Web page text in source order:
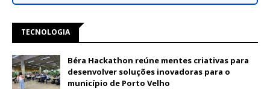
TECNOLOGIA
Béra Hackathon reúne mentes criativas para
desenvolver soluções inovadoras para o
município de Porto Velho